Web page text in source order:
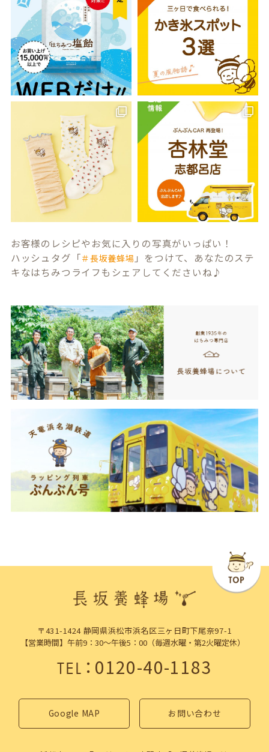
お客様のレシピやお気に入りの写真がいっぱい！
ハッシュタグ「＃長坂養蜂場 」をつけて、あなたのステ
キなはちみつライフもシェアしてくださいね♪
〒431-1424 静岡県浜松市浜名区三ヶ日町下尾奈97-1
【営業時間】午前9：30～午後5：00（毎週水曜・第2火曜定休）
TEL：0120-40-1183
Google MAP お問い合わせ